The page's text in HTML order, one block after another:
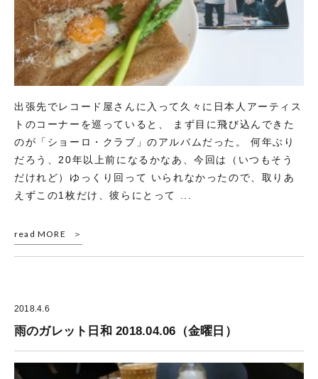
出張先でレコード屋さんに入って久々に日本人アーティス
トのコーナーを巡っていると、 まず目に飛び込んできた
のが「ショーロ・クラブ」のアルバムだった。 何年ぶり
だろう、20年以上前になるかなあ、今回は（いつもそう
だけれど）ゆっくり回って いられなかったので、取りあ
えずこの1枚だけ、彼らにとって ...
read MORE
2018.4.6
雨のガレット日和 2018.04.06（金曜日）